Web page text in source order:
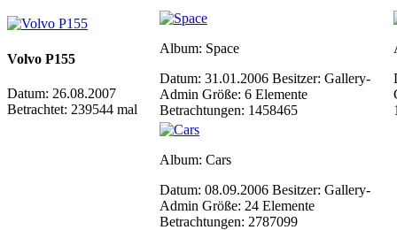
Volvo P155
Datum: 26.08.2007
Betrachtet: 239544 mal
Album: Space
Datum: 31.01.2006 Besitzer: Gallery-
Admin Größe: 6 Elemente
Betrachtungen: 1458465
Album: Cars
Datum: 08.09.2006 Besitzer: Gallery-
Admin Größe: 24 Elemente
Betrachtungen: 2787099